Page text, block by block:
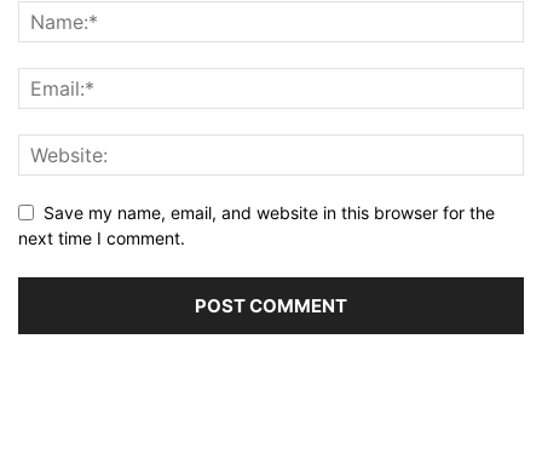
Save my name, email, and website in this browser for the
next time I comment.